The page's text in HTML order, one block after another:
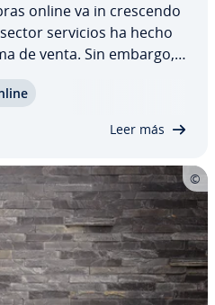
online va in crescendo
servicios ha hecho
de venta. Sin embargo,
a los problemas que
Leer más